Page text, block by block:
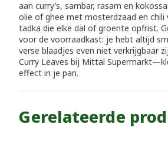
aan curry’s, sambar, rasam en
olie of ghee met mosterdzaad en chili
tadka die elke dal of groente opfrist.
voor de voorraadkast: je hebt altijd
verse blaadjes even niet verkrijgbaar
Curry Leaves bij Mittal
effect in je pan.
Gerelateerde